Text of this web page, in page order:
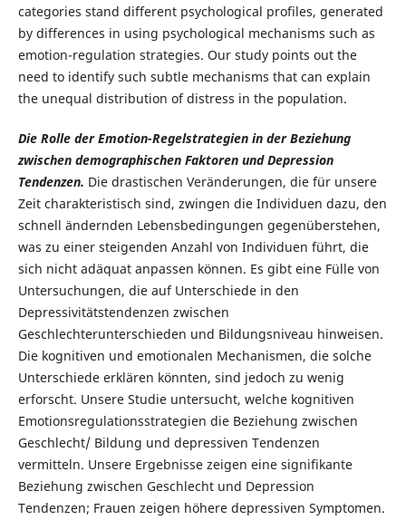
categories stand different psychological profiles, generated
by differences in using psychological mechanisms such as
emotion-regulation strategies. Our study points out the
need to identify such subtle mechanisms that can explain
the unequal distribution of distress in the population.
Die Rolle der Emotion-Regelstrategien in der Beziehung
zwischen demographischen Faktoren und Depression
Tendenzen. Die drastischen Veränderungen, die für unsere
Zeit charakteristisch sind, zwingen die Individuen dazu, den
schnell ändernden Lebensbedingungen gegenüberstehen,
was zu einer steigenden Anzahl von Individuen führt, die
sich nicht adäquat anpassen können. Es gibt eine Fülle von
Untersuchungen, die auf Unterschiede in den
Depressivitätstendenzen zwischen
Geschlechterunterschieden und Bildungsniveau hinweisen.
Die kognitiven und emotionalen Mechanismen, die solche
Unterschiede erklären könnten, sind jedoch zu wenig
erforscht. Unsere Studie untersucht, welche kognitiven
Emotionsregulationsstrategien die Beziehung zwischen
Geschlecht/ Bildung und depressiven Tendenzen
vermitteln. Unsere Ergebnisse zeigen eine signifikante
Beziehung zwischen Geschlecht und Depression
Tendenzen; Frauen zeigen höhere depressiven Symptomen.